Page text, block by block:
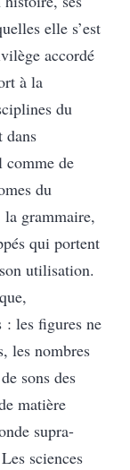
elle s’est
accordé
à la
du
dans
comme de
du
grammaire,
qui portent
utilisation.
: les figures ne
les nombres
sons des
matière
supra-
sciences